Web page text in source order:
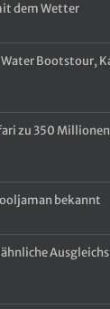
dem Wetter
Bootstour,
zu 350 Millionen
bekannt